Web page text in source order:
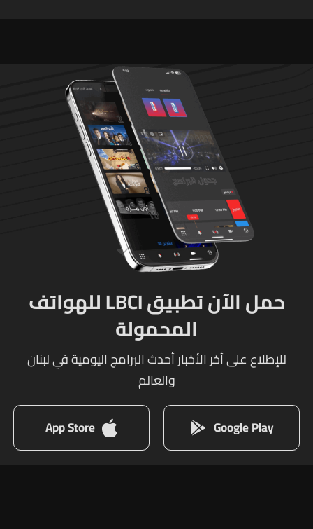
حمل الآن تطبيق LBCI للهواتف
المحمولة
للإطلاع على أخر الأخبار أحدث البرامج اليومية في لبنان
والعالم
Google Play
App Store